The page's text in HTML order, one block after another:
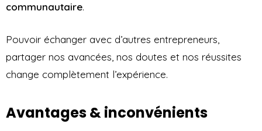
communautaire.
Pouvoir échanger avec d’autres entrepreneurs,
partager nos avancées, nos doutes et nos réussites
change complètement l’expérience.
Avantages & inconvénients